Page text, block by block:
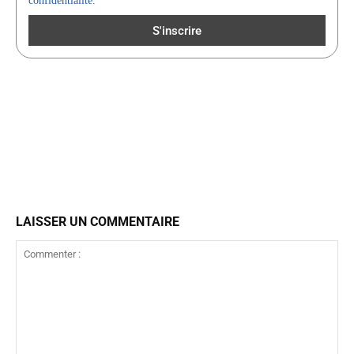
LAISSER UN COMMENTAIRE